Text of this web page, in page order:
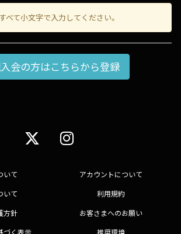
べて小文字で入力してください。
会の方はこちらから登録
いて
アカウントについて
いて
利用規約
方針
お客さまへのお願い
づく表示
推奨環境